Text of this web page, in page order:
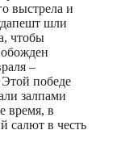
выстрела и
шли
чтобы
–
победе
залпами
время, в
салют в честь